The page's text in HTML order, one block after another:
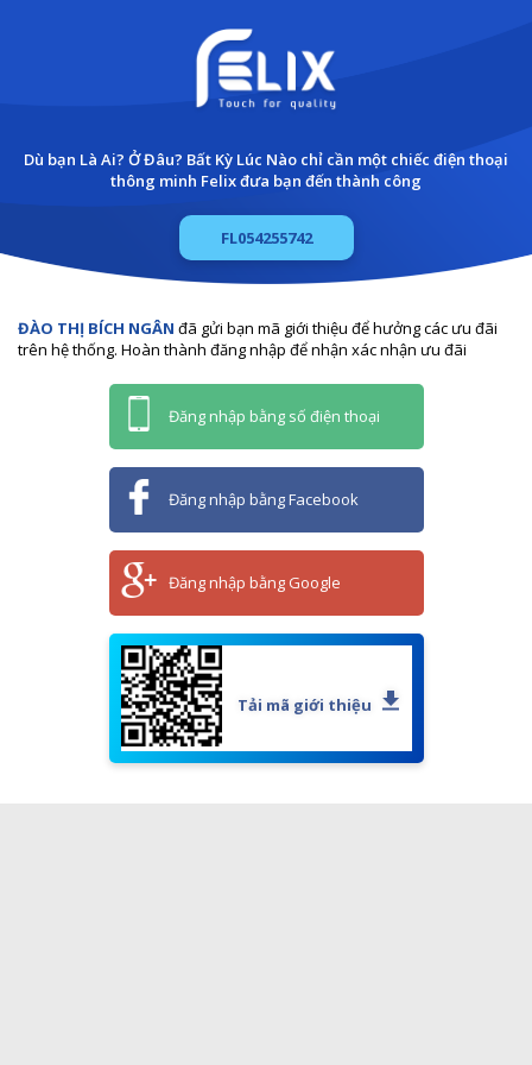
Dù bạn Là Ai? Ở Đâu? Bất Kỳ Lúc Nào chỉ cần một chiếc điện thoại
thông minh Felix đưa bạn đến thành công
FL054255742
ĐÀO THỊ BÍCH NGÂN đã gửi bạn mã giới thiệu để hưởng các ưu đãi
trên hệ thống. Hoàn thành đăng nhập để nhận xác nhận ưu đãi
Đăng nhập bằng số điện thoại
Đăng nhập bằng Facebook
Đăng nhập bằng Google
Tải mã giới thiệu